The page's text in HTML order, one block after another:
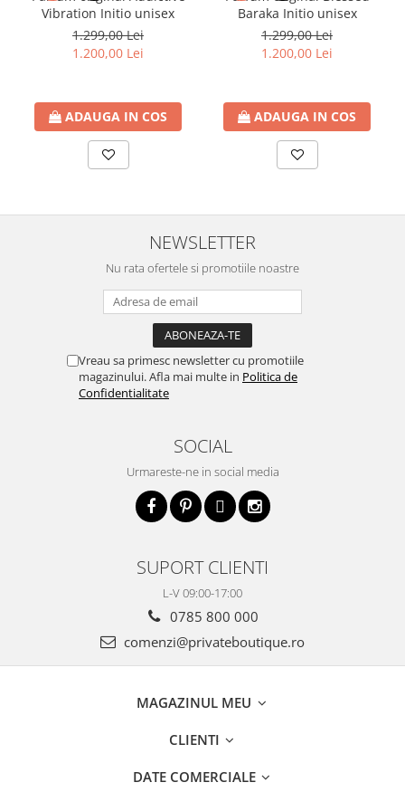
Lattafa Pride Affection.
Note de varf: fistic, alune, muguri de Cassis
Vibration Initio unisex
1.299,00 Lei
1.200,00 Lei
ADAUGA IN COS
Baraka Initio unisex
1.299,00 Lei
1.200,00 Lei
ADAUGA IN COS
NEWSLETTER
Nu rata ofertele si promotiile noastre
Vreau sa primesc newsletter cu promotiile
magazinului. Afla mai multe in Politica de
Confidentialitate
SOCIAL
Urmareste-ne in social media
SUPORT CLIENTI
L-V 09:00-17:00
0785 800 000
comenzi@privateboutique.ro
MAGAZINUL MEU
CLIENTI
DATE COMERCIALE